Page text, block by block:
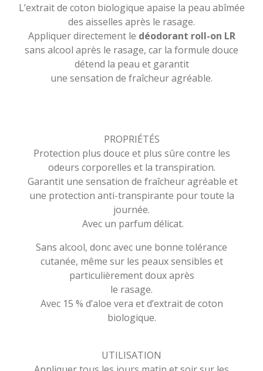
L’extrait de coton biologique apaise la peau abîmée
des aisselles après le rasage.
Appliquer directement le déodorant roll-on LR
sans alcool après le rasage, car la formule douce
détend la peau et garantit
une sensation de fraîcheur agréable.
PROPRIÉTÉS
Protection plus douce et plus sûre contre les
odeurs corporelles et la transpiration.
Garantit une sensation de fraîcheur agréable et
une protection anti-transpirante pour toute la
journée.
Avec un parfum délicat.
Sans alcool, donc avec une bonne tolérance
cutanée, même sur les peaux sensibles et
particulièrement doux après
le rasage.
Avec 15 % d’aloe vera et d’extrait de coton
biologique.
UTILISATION